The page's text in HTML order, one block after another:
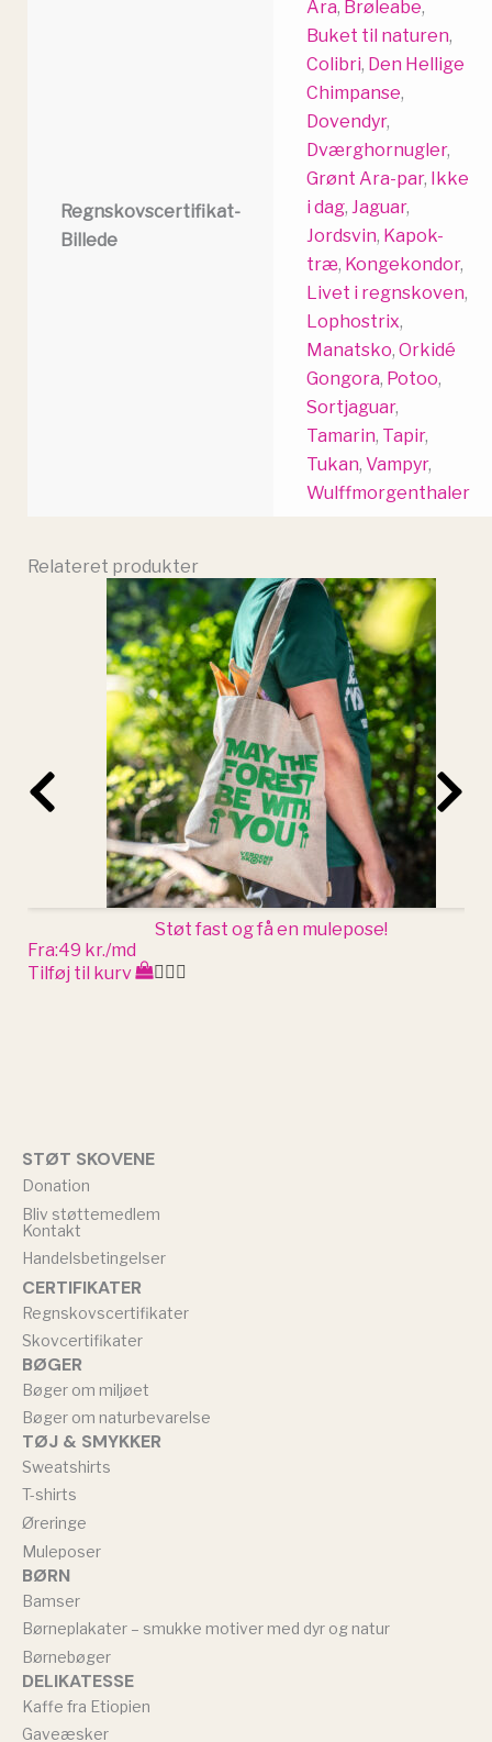
Regnskovscertifikat-
Billede
Ara, Brøleabe,
Buket til naturen,
Colibri, Den Hellige
Chimpanse,
Dovendyr,
Dværghornugler,
Grønt Ara-par,
Ikke
i dag, Jaguar,
Jordsvin, Kapok-
træ, Kongekondor,
Livet i regnskoven,
Lophostrix,
Manatsko, Orkidé
Gongora, Potoo,
Sortjaguar,
Tamarin, Tapir,
Tukan, Vampyr,
Wulffmorgenthaler
Relateret produkter
Støt fast og få en mulepose!
Fra:49 kr./md
Tilføj til kurv
STØT SKOVENE
Donation
Bliv støttemedlem
Kontakt
Handelsbetingelser
CERTIFIKATER
Regnskovscertifikater
Skovcertifikater
BØGER
Bøger om miljøet
Bøger om naturbevarelse
TØJ & SMYKKER
Sweatshirts
T-shirts
Øreringe
Muleposer
BØRN
Bamser
Børneplakater – smukke motiver med dyr og natur
Børnebøger
DELIKATESSE
Kaffe fra Etiopien
Gaveæsker